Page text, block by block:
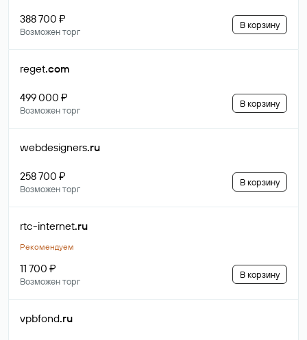
388 700 ₽
Возможен торг
В корзину
reget.com
499 000 ₽
Возможен торг
В корзину
webdesigners.ru
258 700 ₽
Возможен торг
В корзину
rtc-internet.ru
Рекомендуем
11 700 ₽
Возможен торг
В корзину
vpbfond.ru